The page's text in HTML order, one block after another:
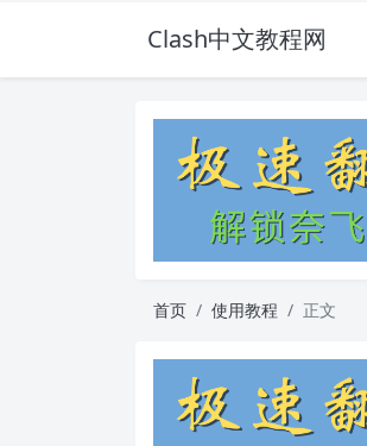
Clash中文教程网
首页 使用教程 正文